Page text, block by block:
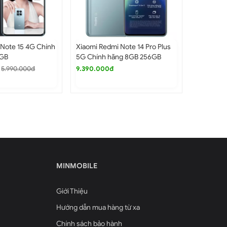
15 4G Chính
5.990.000đ
Xiaomi Redmi Note 14 Pro Plus
5G Chính hãng 8GB 256GB
9.390.000đ
MINMOBILE
Giới Thiệu
Hướng dẫn mua hàng từ xa
Chính sách bảo hành